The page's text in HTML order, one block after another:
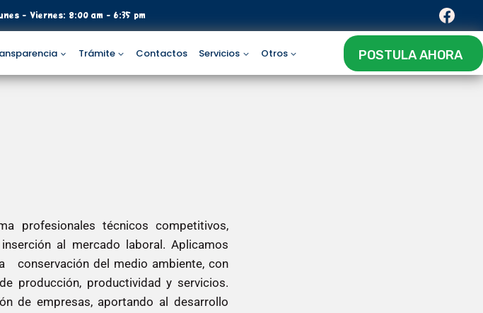
- Viernes: 8:00 am - 6:35 pm
Trámite Contactos Servicios Otros POSTULA AHORA
profesionales técnicos competitivos,
al mercado laboral. Aplicamos
conservación del medio ambiente, con
producción, productividad y servicios.
de empresas, aportando al desarrollo